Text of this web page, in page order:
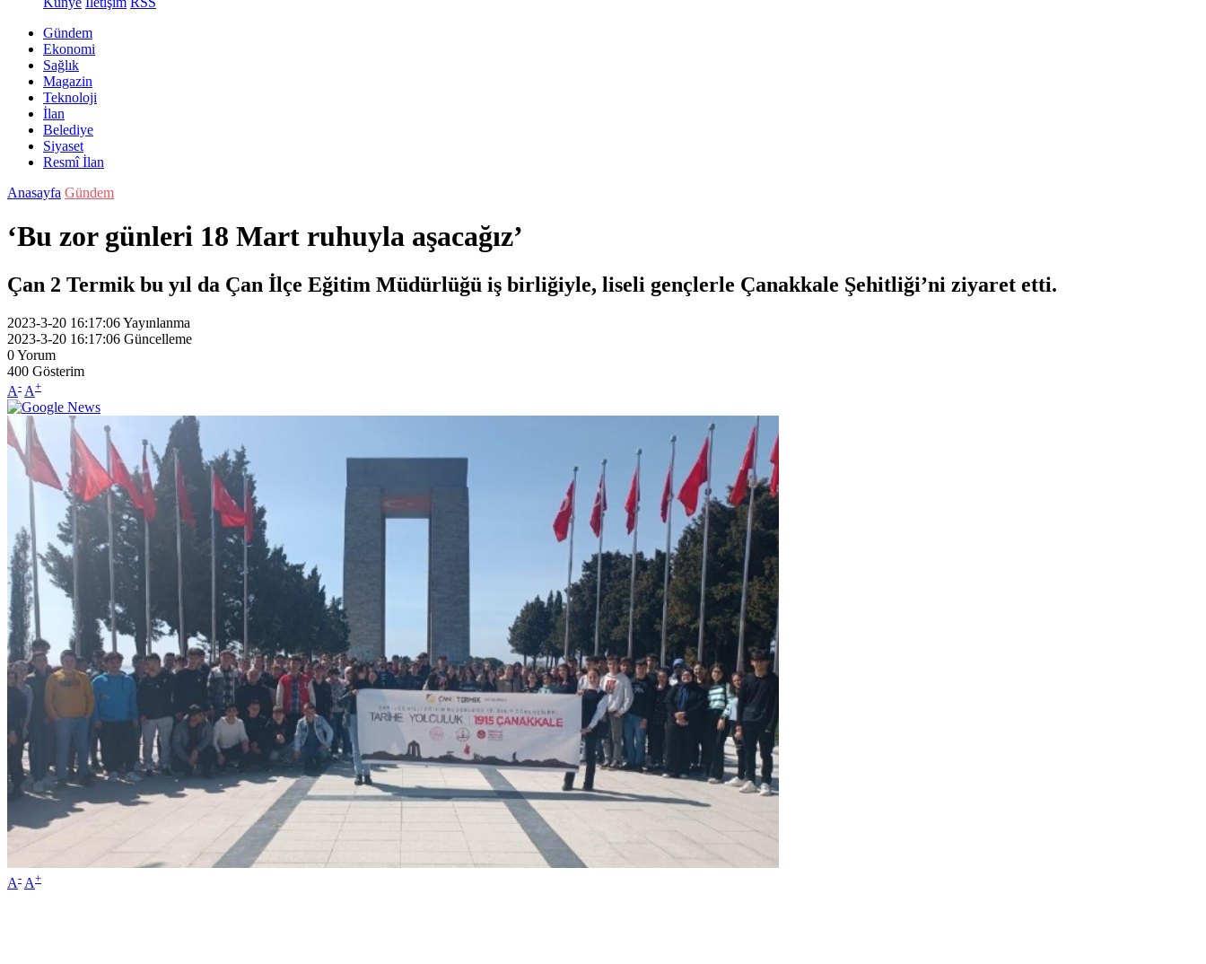
Gündem
Ekonomi
Sağlık
Magazin
Teknoloji
İlan
Belediye
Siyaset
Resmî İlan
Anasayfa Gündem
‘Bu zor günleri 18 Mart ruhuyla aşacağız’
Çan 2 Termik bu yıl da Çan İlçe Eğitim Müdürlüğü iş birliğiyle, liseli gençlerle Çanakkale Şehitliği’ni ziyaret etti.
2023-3-20 16:17:06Yayınlanma
2023-3-20 16:17:06 Güncelleme
0Yorum
400 Gösterim
A- A+
A- A+